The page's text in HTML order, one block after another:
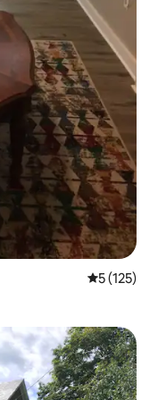
Средна
5 (125)